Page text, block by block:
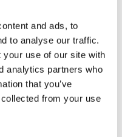
and ads, to
to analyse our traffic.
your use of our site with
analytics partners who
that you’ve
from your use
Wörter integrieren.
gesprochene Wort
Handlungen und
erklären lassen.
gucken